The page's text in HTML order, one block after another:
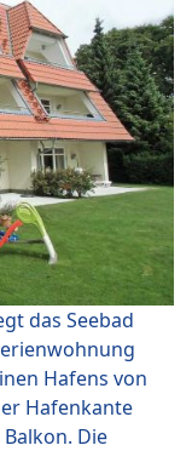
das Seebad
Hafens von
Hafenkante
Die